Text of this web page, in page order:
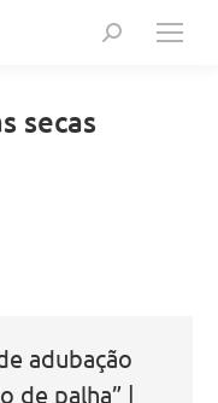
Search:
secas
adubação
de palha” |